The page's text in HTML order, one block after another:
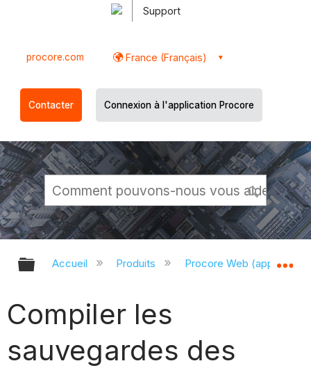
Support
procore.com France (Français)
Contacter Connexion à l'application Procore
Développer/réduire la hiérarchie
Accueil Produits Procore Web
Compiler les
sauvegardes des